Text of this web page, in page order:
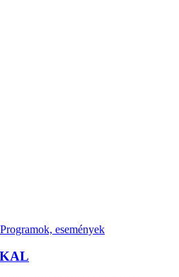
Programok, események